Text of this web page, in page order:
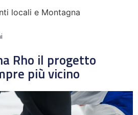
locali e Montagna
Rho il progetto
più vicino